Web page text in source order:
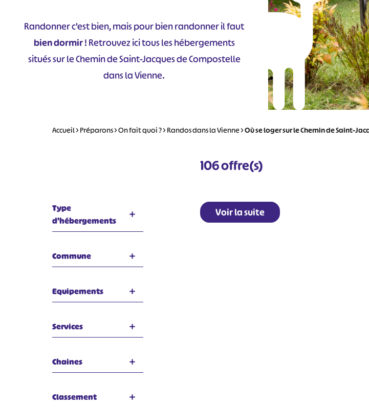
Randonner c’est bien, mais pour bien randonner il faut
bien dormir! Retrouvez ici tous les hébergements
situés sur le Chemin de Saint-Jacques de Compostelle
dans la Vienne.
Accueil>Préparons>On fait quoi ?>Randos dans la Vienne>Où se loger sur le Chemin de Saint-
106offre(s)
Type
d’hébergements
Commune
Equipements
Services
Chaines
Classement
Voir la suite